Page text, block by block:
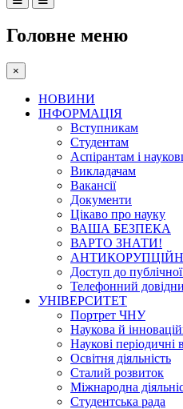
Головне меню
×
НОВИНИ
ІНФОРМАЦІЯ
Вступникам
Студентам
Аспірантам і
Викладачам
Вакансії
Документи
Цікаво про науку
ВАША БЕЗПЕКА
ВАРТО ЗНАТИ!
Доступ до
Телефонний
УНІВЕРСИТЕТ
Портрет ЧНУ
Наукова й
Наукові періодичні
Освітня діяльність
Сталий розвиток
Міжнародна
Студентська рада